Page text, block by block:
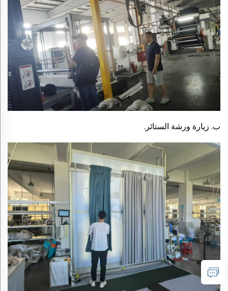
ب. زيارة ورشة الستائر.